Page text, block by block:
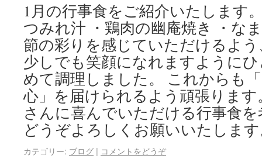
1月の行事食をご紹介いたします
つみれ汁 ・鶏肉の幽庵焼き ・な
節の彩りを感じていただけるよ
少しでも笑顔になれますように
めて調理しました。 これからも
心」を届けられるよう頑張りま
さんに喜んでいただける行事食
どうぞよろしくお願いいたしま
カテゴリー: ブログ | コメントをどうぞ